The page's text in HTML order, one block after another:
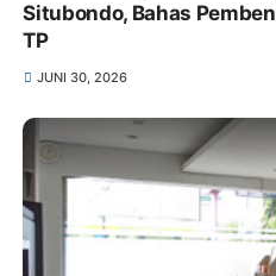
Situbondo, Bahas
TP
JUNI 30, 2026